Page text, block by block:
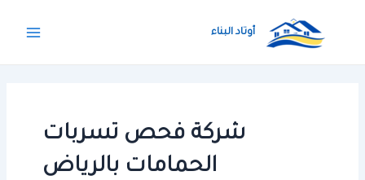
أوتاد البناء
شركة فحص تسربات
الحمامات بالرياض